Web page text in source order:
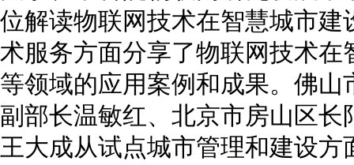
位解读物联网技术在智慧城市
术服务方面分享了物联网技术
等领域的应用案例和成果。佛
副部长温敏红、北京市房山区
王大成从试点城市管理和建设